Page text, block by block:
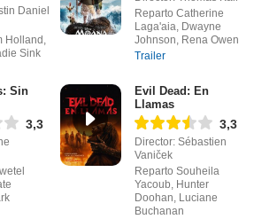
Daniel
Holland,
Sink
Reparto Catherine
Laga'aia, Dwayne
Johnson, Rena Owen
Trailer
Sin
3,3
Evil Dead: En
Llamas
3,3
Director: Sébastien
Vaniček
Reparto Souheila
Yacoub, Hunter
Doohan, Luciane
Buchanan